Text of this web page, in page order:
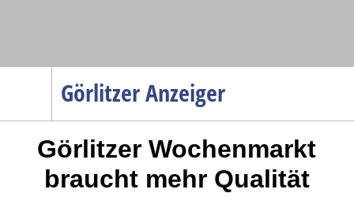
Görlitzer Anzeiger
Menüpunkte
Politik
Gesellschaft
Görlitzer Wochenmarkt
braucht mehr Qualität